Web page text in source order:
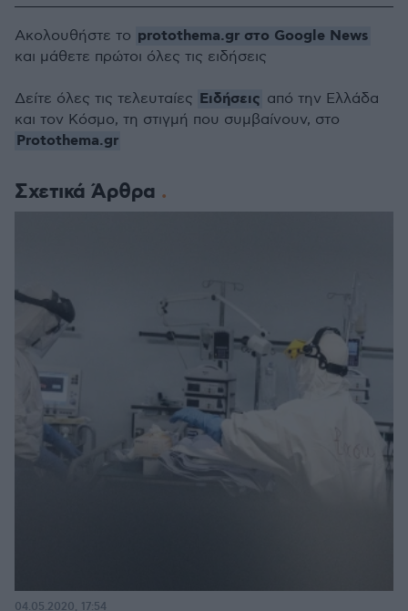
Σχετικά Άρθρα
04.05.2020, 17:54
Ακολουθήστε το protothema.gr στο Google News
και μάθετε πρώτοι όλες τις ειδήσεις
Δείτε όλες τις τελευταίες Ειδήσεις από την Ελλάδα
και τον Κόσμο, τη στιγμή που συμβαίνουν, στο
Protothema.gr